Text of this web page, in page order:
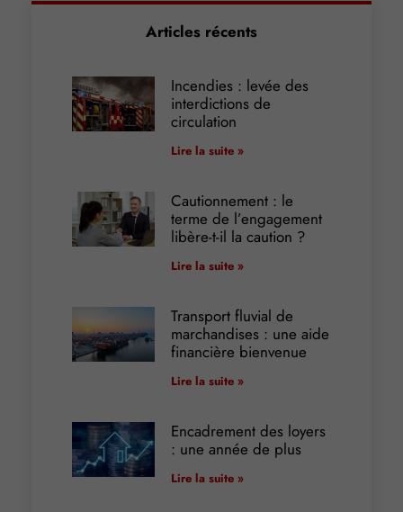
Articles récents
Incendies : levée des
interdictions de
circulation
Lire la suite »
Cautionnement : le
terme de l’engagement
libère-t-il la caution ?
Lire la suite »
Transport fluvial de
marchandises : une aide
financière bienvenue
Lire la suite »
Encadrement des loyers
: une année de plus
Lire la suite »